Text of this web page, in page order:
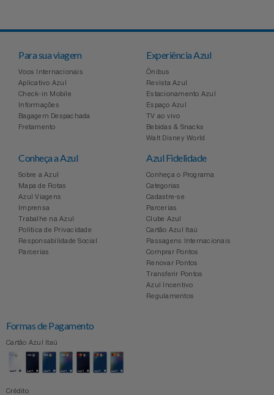
Para sua viagem
Voos Internacionais
Aplicativo Azul
Check-in Mobile
Informações
Bagagem Despachada
Fretamento
Experiência Azul
Ônibus
Revista Azul
Estacionamento Azul
Espaço Azul
TV ao vivo
Bebidas & Snacks
Walt Disney World
Conheça a Azul
Sobre a Azul
Mapa de Rotas
Azul Viagens
Imprensa
Trabalhe na Azul
Política de Privacidade
Responsabilidade Social
Parcerias
Azul Fidelidade
Conheça o Programa
Categorias
Cadastre-se
Parcerias
Clube Azul
Cartão Azul Itaú
Passagens Internacionais
Comprar Pontos
Renovar Pontos
Transferir Pontos
Azul Incentivo
Regulamentos
Formas de Pagamento
Cartão Azul Itaú
Crédito